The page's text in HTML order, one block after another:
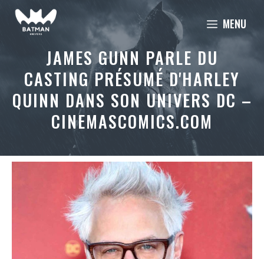
Aller
MENU
JAMES GUNN PARLE DU
CASTING PRÉSUMÉ D'HARLEY
QUINN DANS SON UNIVERS DC –
CINEMASCOMICS.COM